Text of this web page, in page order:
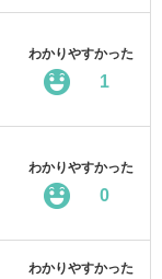
わかりやすかった
1
わかりやすかった
0
わかりやすかった